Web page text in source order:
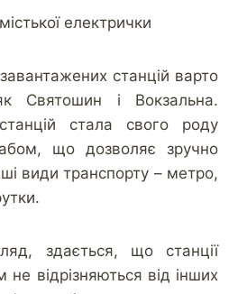
електрички
станцій варто
Святошин і Вокзальна.
стала свого роду
що дозволяє зручно
види транспорту – метро,
здається, що станції
не відрізняються від інших